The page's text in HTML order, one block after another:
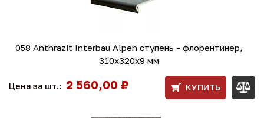
058 Anthrazit Interbau Alpen ступень - флорентинер,
310x320x9 мм
Цена за шт.: 2 560,00 ₽ КУПИТЬ